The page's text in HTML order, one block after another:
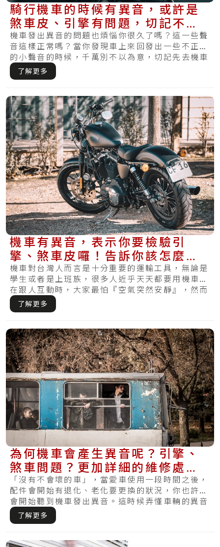
騎行機車的時候有異音，或許是
煞車皮、引擎有問題，切記不要
當作無聽見！
機車發出異音的問題也煩惱你很久了嗎？這一些聲
音這樣正常嗎？當你發現車上來回發出一些不正常
的小聲音的時候，千萬別不以為意，切記先去機車
維修.....
了解更多
機車有異音，表示你要檢驗引
擎、煞車皮囉！告訴你該怎麼維
修，愛車才不會再出聲
機車對台灣人而言是十分重要的運輸工具，無論是
學生或者是上班族，很多人近乎天天都要用機車。
在跟人互動時，大家最怕『空氣突然安靜』，然而
在騎.....
了解更多
為何機車會產生異音呢？引擎、
煞車問題？更加詳細的維修處理
方式在這裡
「沒有不會壞的車」，當愛車使用一段時間之後，
配件會開始有退化、老化要更換的狀況，你也許也
會開始聽到機車發出異音。這時候弄懂車輛的異音
就相.....
了解更多